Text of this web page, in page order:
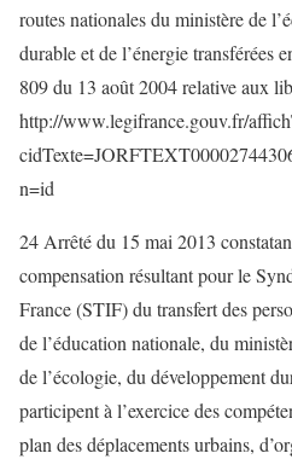
routes nationales du ministère de
durable et de l’énergie transférées
809 du 13 août 2004 relative aux
http://www.legifrance.gouv.fr/
n=id
24 Arrêté du 15 mai 2013
compensation résultant pour le
France (STIF) du transfert des
de l’éducation nationale, du
de l’écologie, du développement
participent à l’exercice des
plan des déplacements urbains,